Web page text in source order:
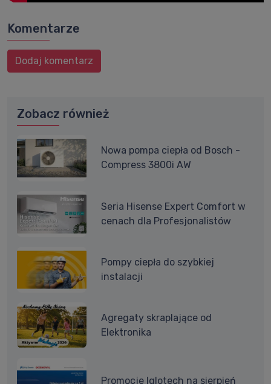
Komentarze
Dodaj komentarz
Zobacz również
Nowa pompa ciepła od Bosch -
Compress 3800i AW
Seria Hisense Expert Comfort w
cenach dla Profesjonalistów
Pompy ciepła do szybkiej
instalacji
Agregaty skraplające od
Elektronika
Promocje Iglotech na sierpień